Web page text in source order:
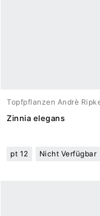
Topfpflanzen Andrè
Zinnia elegans
pt 12 Nicht Verfügbar